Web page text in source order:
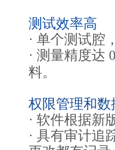
测试效率高
· 单个测试腔
· 测量精度达
料。
权限管理和数
· 软件根据新
· 具有审计追